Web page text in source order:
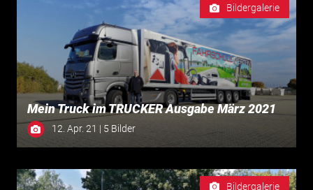
Bildergalerie
Mein Truck im TRUCKER Ausgabe März 2021
12. Apr. 21 | 5 Bilder
Bildergalerie